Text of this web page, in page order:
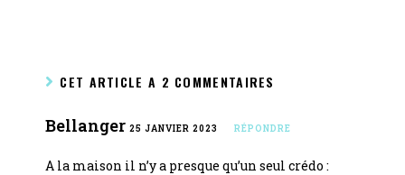
CET ARTICLE A 2 COMMENTAIRES
Bellanger 25 JANVIER 2023 RÉPONDRE
A la maison il n’y a presque qu’un seul crédo :